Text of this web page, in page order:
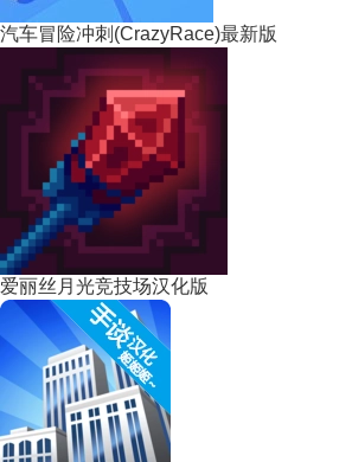
汽车冒险冲刺(CrazyRace)最新版
爱丽丝月光竞技场汉化版